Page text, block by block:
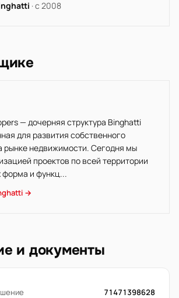
· с 2008
— дочерняя структура Binghatti
для развития собственного
рынке недвижимости. Сегодня мы
проектов по всей территории
и функц...
→
и документы
71471398628